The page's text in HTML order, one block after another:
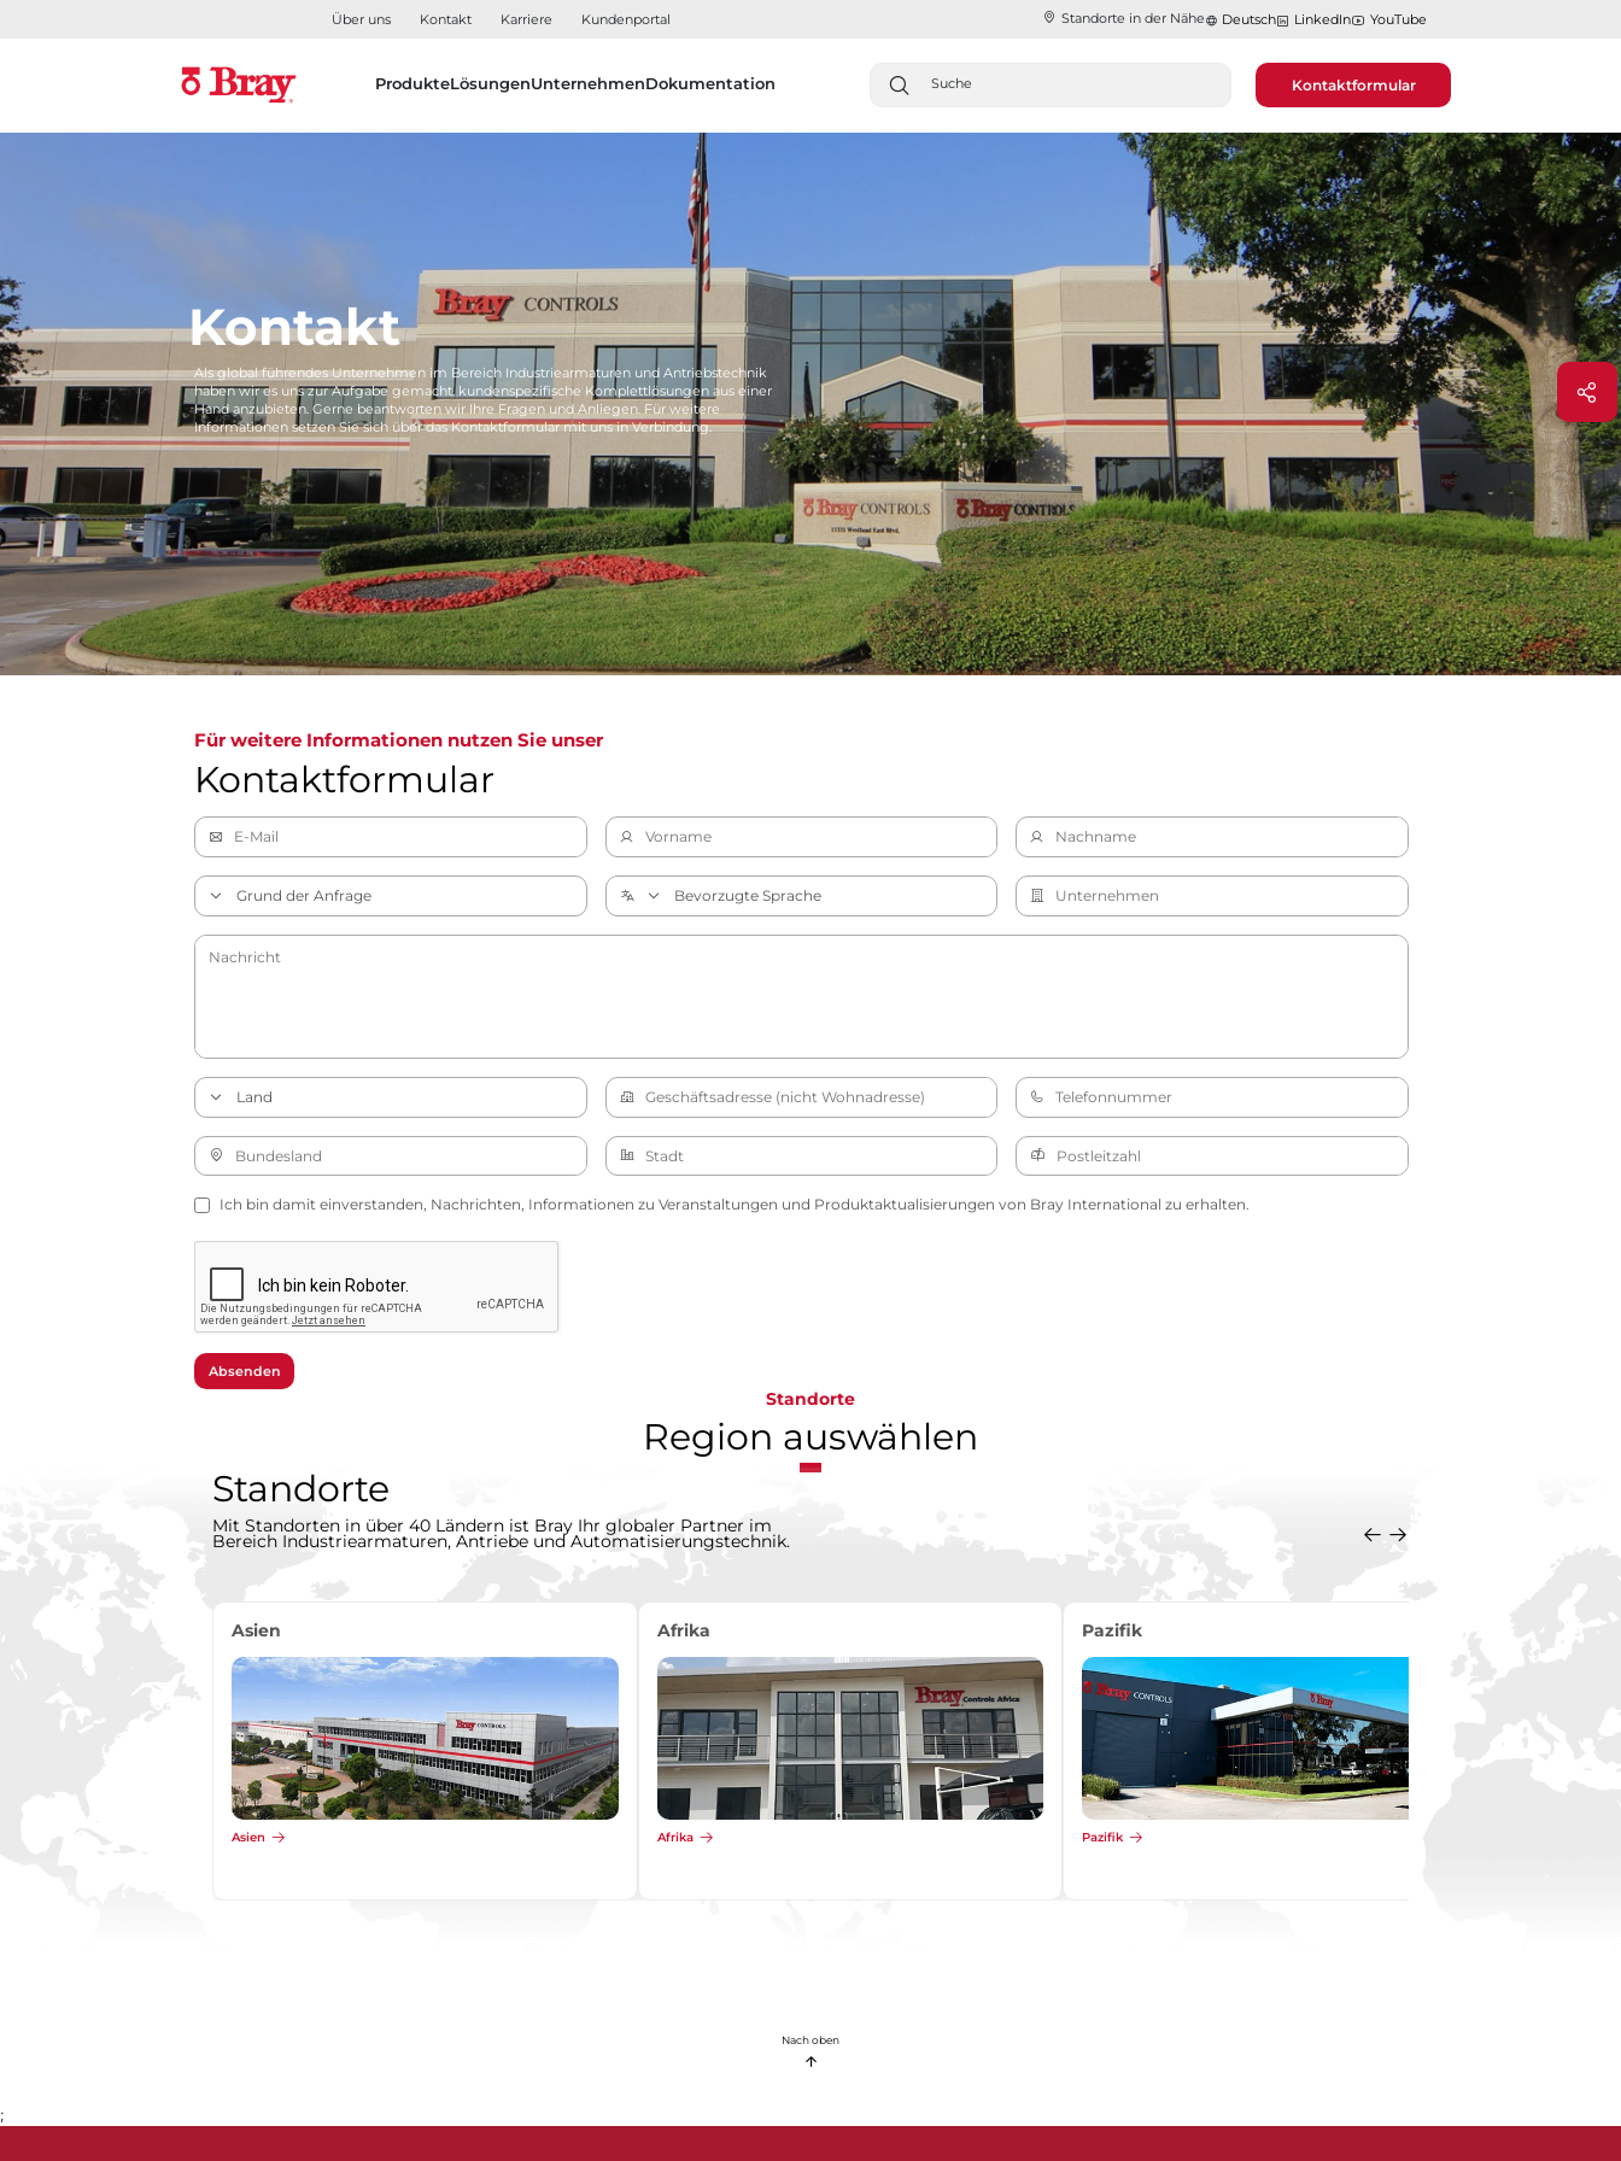
Über uns Kontakt Karriere Kundenportal Standorte in der Nähe​​​​​​​ Deutsch LinkedIn YouTube
ProdukteLösungenUnternehmenDokumentation Kontaktformular
Kontakt
Als global führendes Unternehmen im Bereich Industriearmaturen und Antriebstechnik
haben wir es uns zur Aufgabe gemacht, kundenspezifische Komplettlösungen aus einer
Hand anzubieten. Gerne beantworten wir Ihre Fragen und Anliegen. Für weitere
Informationen setzen Sie sich über das Kontaktformular mit uns in Verbindung.
Für weitere Informationen nutzen Sie unser
Kontaktformular
Ich bin damit einverstanden, Nachrichten, Informationen zu Veranstaltungen und Produktaktualisierungen von Bray International zu erhalten.
Absenden
Standorte
Region auswählen
Standorte
Mit Standorten in über 40 Ländern ist Bray Ihr globaler Partner im
Bereich Industriearmaturen, Antriebe und Automatisierungstechnik.
Asien
Asien
Afrika
Afrika
Pazifik
Pazifik
Nach oben
;